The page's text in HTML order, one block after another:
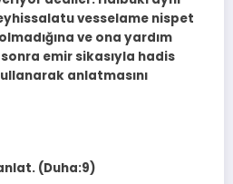
vesselame nispet
ve ona yardım
emir sikasıyla hadis
anlatmasını
(Duha:9)